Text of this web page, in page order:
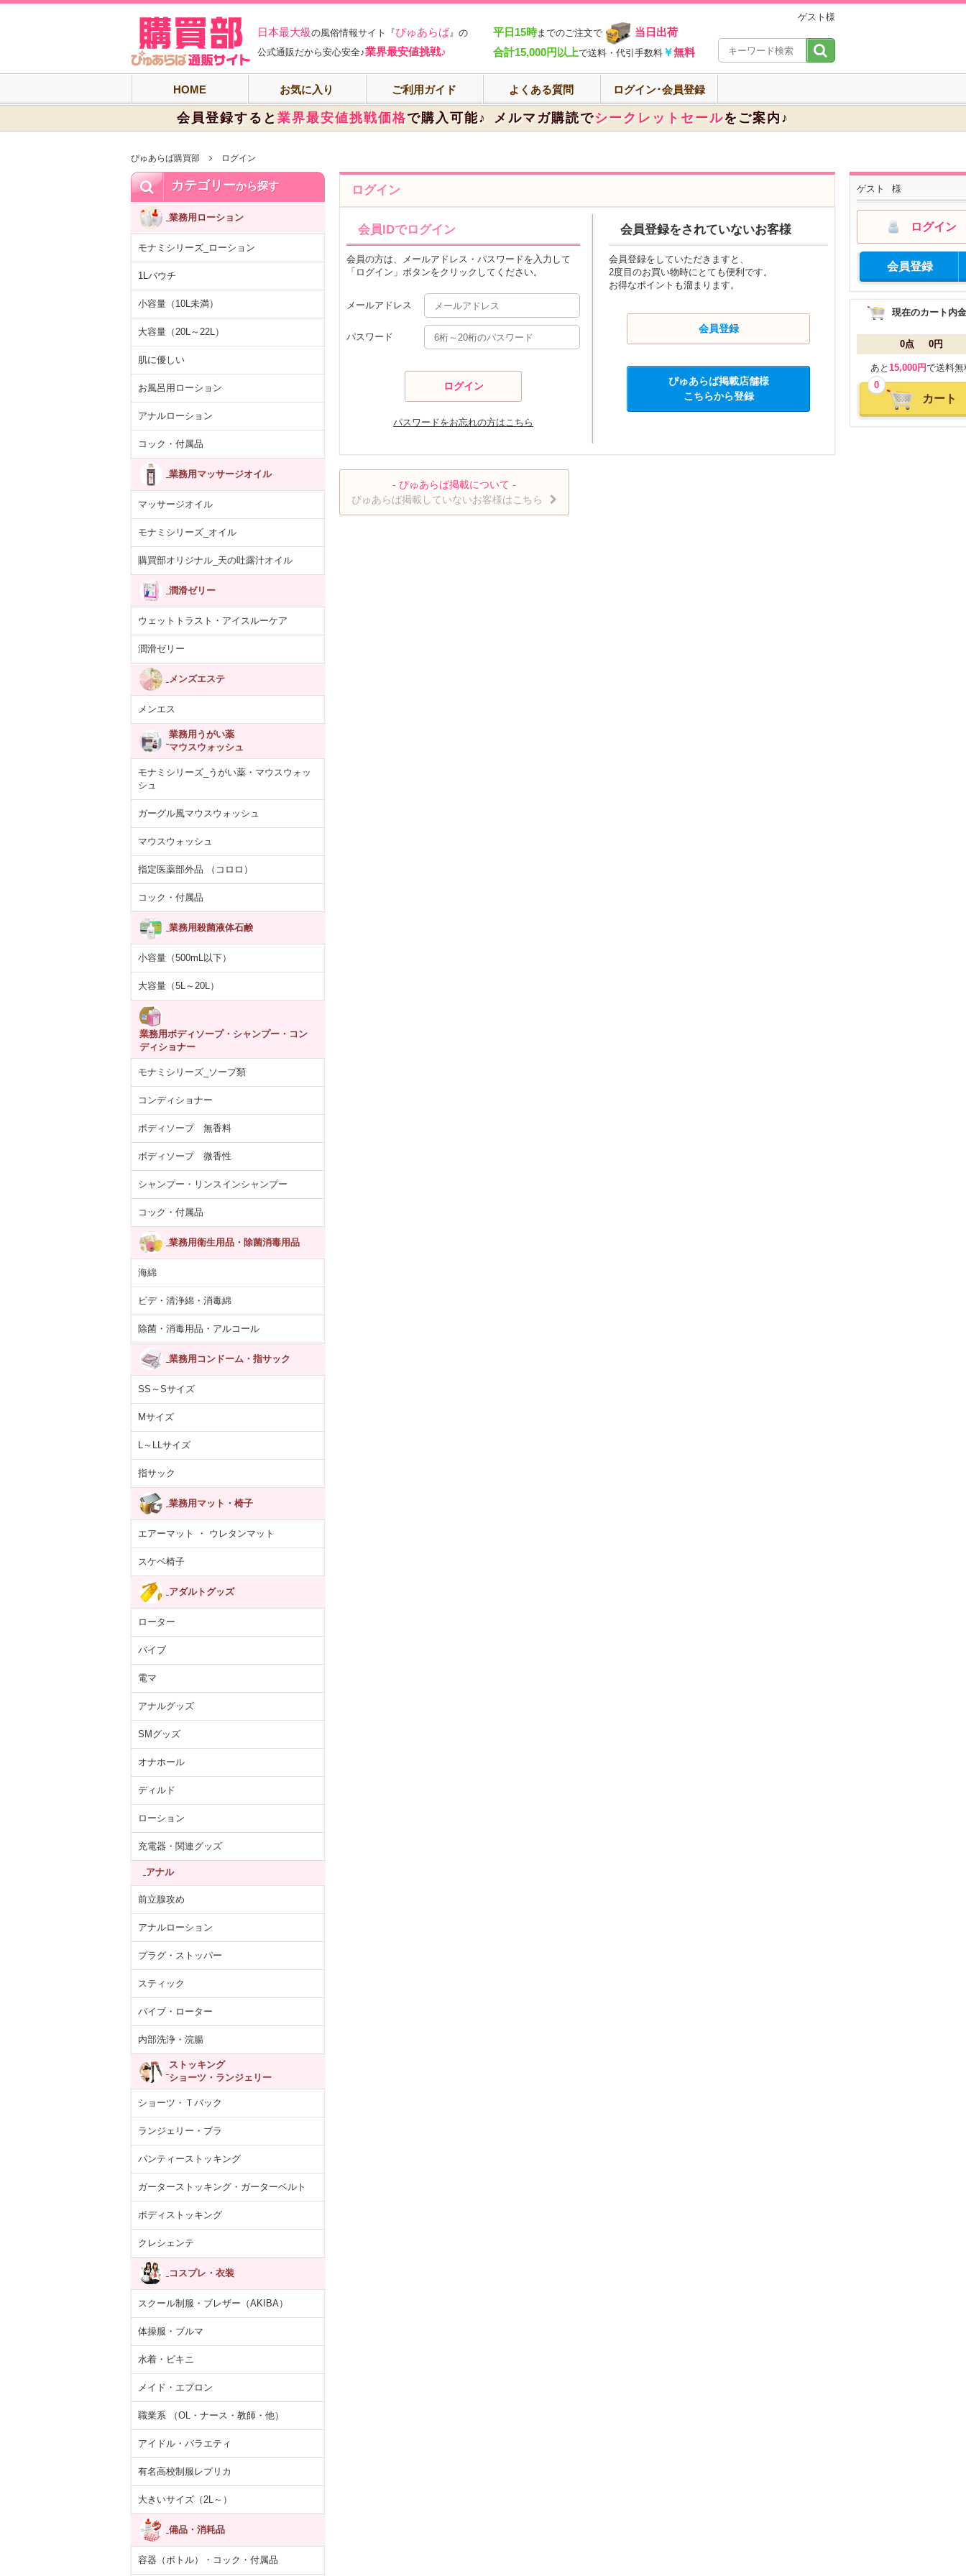
ゲスト様
日本最大級の風俗情報サイト『ぴゅあらば』の
公式通販だから安心安全♪業界最安値挑戦♪
平日15時までのご注文で
当日出荷
合計15,000円以上で送料・代引手数料 ￥無料
HOME お気に入り ご利用ガイド よくある質問 ログイン･会員登録
会員登録すると 業界最安値挑戦価格で購入可能♪ メルマガ購読でシークレットセールをご案内♪
ぴゅあらば購買部 ログイン
ゲスト 様
ログイン
会員登録
現在のカート内
0点 0円
あと 15,000円で送料無
0
カート
カテゴリーから探す
業務用ローション
モナミシリーズ_ローション
1Lパウチ
小容量（10L未満）
大容量（20L～22L）
肌に優しい
お風呂用ローション
アナルローション
コック・付属品
業務用マッサージオイル
マッサージオイル
モナミシリーズ_オイル
購買部オリジナル_天の吐露汁オイル
潤滑ゼリー
ウェットトラスト・アイスルーケア
潤滑ゼリー
メンズエステ
メンエス
業務用うがい薬
マウスウォッシュ
モナミシリーズ_うがい薬・マウスウォッ
シュ
ガーグル風マウスウォッシュ
マウスウォッシュ
指定医薬部外品 （コロロ）
コック・付属品
業務用殺菌液体石鹸
小容量（500mL以下）
大容量（5L～20L）
業務用ボディソープ・シャンプー・コン
ディショナー
モナミシリーズ_ソープ類
コンディショナー
ボディソープ 無香料
ボディソープ 微香性
シャンプー・リンスインシャンプー
コック・付属品
業務用衛生用品・除菌消毒用品
海綿
ビデ・清浄綿・消毒綿
除菌・消毒用品・アルコール
業務用コンドーム・指サック
SS～Sサイズ
Mサイズ
L～LLサイズ
指サック
業務用マット・椅子
エアーマット ・ ウレタンマット
スケベ椅子
アダルトグッズ
ローター
バイブ
電マ
アナルグッズ
SMグッズ
オナホール
ディルド
ローション
充電器・関連グッズ
アナル
前立腺攻め
アナルローション
プラグ・ストッパー
スティック
バイブ・ローター
内部洗浄・浣腸
ストッキング
ショーツ・ランジェリー
ショーツ・Ｔバック
ランジェリー・ブラ
パンティーストッキング
ガーターストッキング・ガーターベルト
ボディストッキング
クレシェンテ
コスプレ・衣装
スクール制服・ブレザー（AKIBA）
体操服・ブルマ
水着・ビキニ
メイド・エプロン
職業系 （OL・ナース・教師・他）
アイドル・バラエティ
有名高校制服レプリカ
大きいサイズ（2L～）
備品・消耗品
容器（ボトル）・コック・付属品
ログイン
会員IDでログイン
会員の方は、メールアドレス・パスワードを入力して
「ログイン」ボタンをクリックしてください。
メールアドレス
パスワード
パスワードをお忘れの方はこちら
会員登録をされていないお客様
会員登録をしていただきますと、
2度目のお買い物時にとても便利です。
お得なポイントも溜まります。
会員登録
ぴゅあらば掲載店舗様
こちらから登録
- ぴゅあらば掲載について -
ぴゅあらば掲載していないお客様はこちら